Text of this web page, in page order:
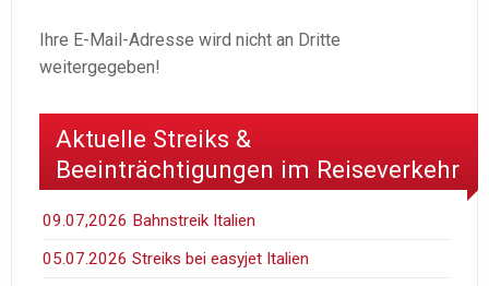
Ihre E-Mail-Adresse wird nicht an Dritte
weitergegeben!
Aktuelle Streiks &
Beeinträchtigungen im Reiseverkehr
09.07,2026 Bahnstreik Italien
05.07.2026 Streiks bei easyjet Italien